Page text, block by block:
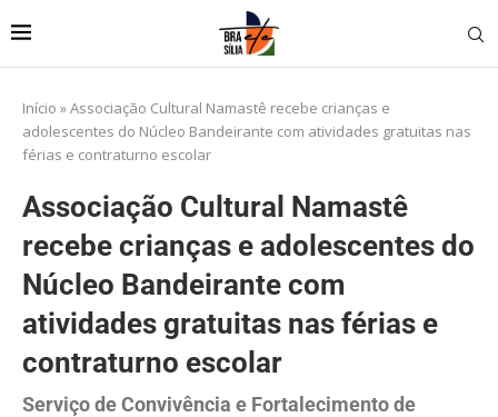
Início »Associação Cultural Namastê recebe crianças e
adolescentes do Núcleo Bandeirante com atividades gratuitas nas
férias e contraturno escolar
Associação Cultural Namastê
recebe crianças e adolescentes do
Núcleo Bandeirante com
atividades gratuitas nas férias e
contraturno escolar
Serviço de Convivência e Fortalecimento de